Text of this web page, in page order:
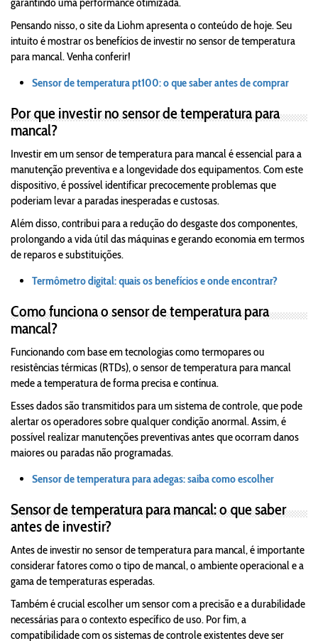
Pensando nisso, o site da Liohm apresenta o conteúdo de hoje. Seu
intuito é mostrar os benefícios de investir no sensor de temperatura
para mancal. Venha conferir!
Sensor de temperatura pt100: o que saber antes de comprar
Por que investir no sensor de temperatura para
mancal?
Investir em um sensor de temperatura para mancal é essencial para a
manutenção preventiva e a longevidade dos equipamentos. Com este
dispositivo, é possível identificar precocemente problemas que
poderiam levar a paradas inesperadas e custosas.
Além disso, contribui para a redução do desgaste dos componentes,
prolongando a vida útil das máquinas e gerando economia em termos
de reparos e substituições.
Termômetro digital: quais os benefícios e onde encontrar?
Como funciona o sensor de temperatura para
mancal?
Funcionando com base em tecnologias como termopares ou
resistências térmicas (RTDs), o sensor de temperatura para mancal
mede a temperatura de forma precisa e contínua.
Esses dados são transmitidos para um sistema de controle, que pode
alertar os operadores sobre qualquer condição anormal. Assim, é
possível realizar manutenções preventivas antes que ocorram danos
maiores ou paradas não programadas.
Sensor de temperatura para adegas: saiba como escolher
Sensor de temperatura para mancal: o que saber
antes de investir?
Antes de investir no sensor de temperatura para mancal, é importante
considerar fatores como o tipo de mancal, o ambiente operacional e a
gama de temperaturas esperadas.
Também é crucial escolher um sensor com a precisão e a durabilidade
necessárias para o contexto específico de uso. Por fim, a
compatibilidade com os sistemas de controle existentes deve ser